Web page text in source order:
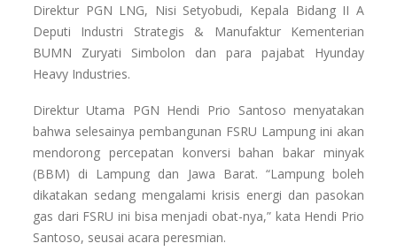
Direktur PGN LNG, Nisi Setyobudi, Kepala Bidang II A
Deputi Industri Strategis & Manufaktur Kementerian
BUMN Zuryati Simbolon dan para pajabat Hyunday
Heavy Industries.
Direktur Utama PGN Hendi Prio Santoso menyatakan
bahwa selesainya pembangunan FSRU Lampung ini akan
mendorong percepatan konversi bahan bakar minyak
(BBM) di Lampung dan Jawa Barat. “Lampung boleh
dikatakan sedang mengalami krisis energi dan pasokan
gas dari FSRU ini bisa menjadi obat-nya,” kata Hendi Prio
Santoso, seusai acara peresmian.